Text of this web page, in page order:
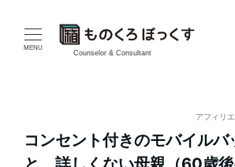
MENU
Counselor & Consultant
アフィリ
コンセント付きのモバイルバ